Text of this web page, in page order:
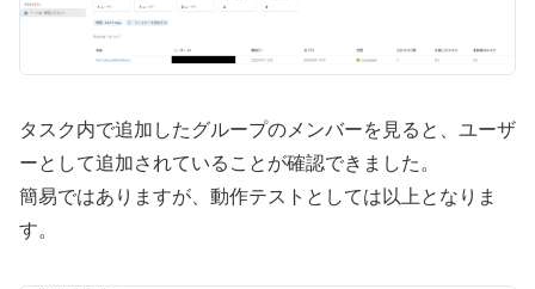
タスク内で追加したグループのメンバーを見ると、ユーザ
ーとして追加されていることが確認できました。
簡易ではありますが、動作テストとしては以上となりま
す。